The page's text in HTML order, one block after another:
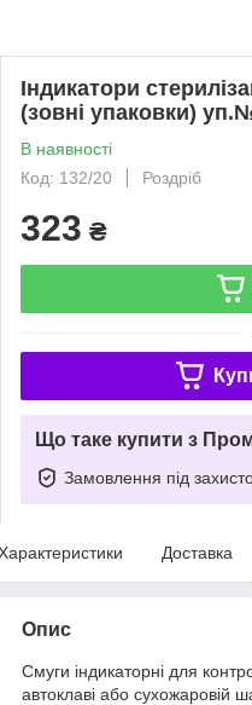
Індикатори
(зовні упаковки)
В наявності
Код: 132/20
Роздріб
323 ₴
Що таке купити з
Замовлення під
Доставка
Опис
Смуги індикаторні для
автоклаві або сухожаровій